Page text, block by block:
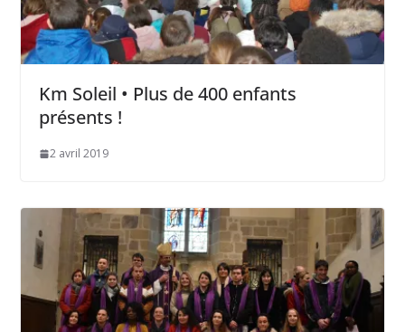
Km Soleil • Plus de 400 enfants
présents !
2 avril 2019